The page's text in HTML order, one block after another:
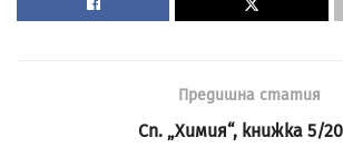
Предишна статия
Сп. „Химия“, книжка 5/